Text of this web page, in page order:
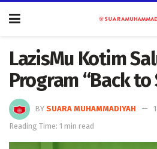
LazisMu Kotim
Program “Back to
BY SUARA MUHAMMADIYAH
Reading Time: 1 min read